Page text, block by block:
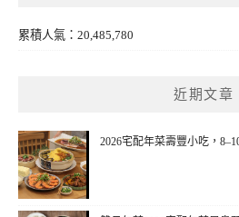
累積人氣：20,485,780
近期文章
2026宅配年菜壽豐小吃，